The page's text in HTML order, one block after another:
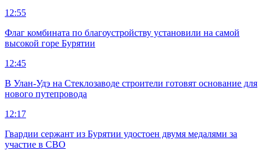
12:55
Флаг комбината по благоустройству установили на самой
высокой горе Бурятии
12:45
В Улан-Удэ на Стеклозаводе строители готовят основание для
нового путепровода
12:17
Гвардии сержант из Бурятии удостоен двумя медалями за
участие в СВО